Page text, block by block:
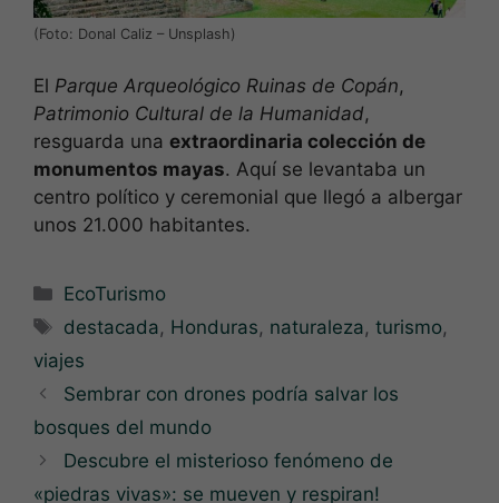
(Foto: Donal Caliz – Unsplash)
El Parque Arqueológico Ruinas de Copán,
Patrimonio Cultural de la Humanidad,
resguarda una extraordinaria colección de
monumentos mayas. Aquí se levantaba un
centro político y ceremonial que llegó a albergar
unos 21.000 habitantes.
Categorías
EcoTurismo
Etiquetas
destacada, Honduras, naturaleza,turismo,
viajes
Sembrar con drones podría salvar los
bosques del mundo
Descubre el misterioso fenómeno de
«piedras vivas»: se mueven y respiran!